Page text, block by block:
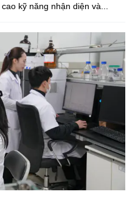
kỹ năng nhận diện và...